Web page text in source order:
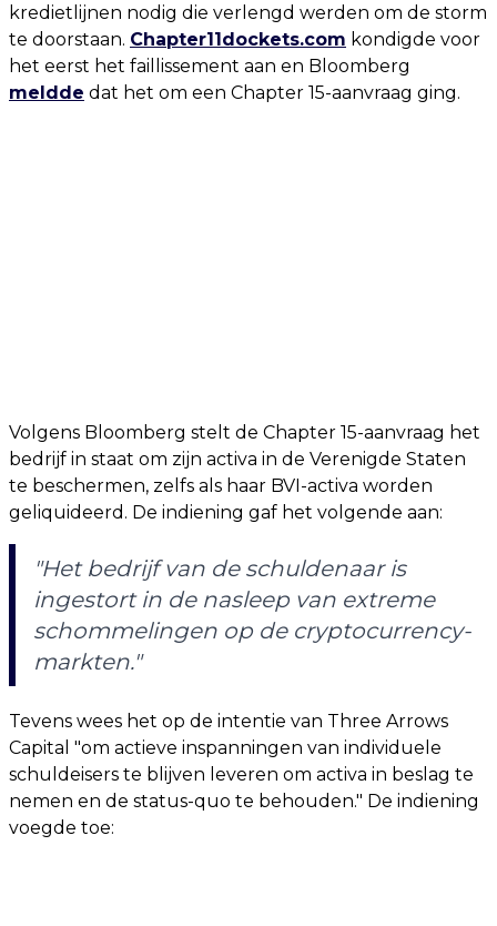
kredietlijnen nodig die verlengd werden om de storm
te doorstaan. Chapter11dockets.com kondigde voor
het eerst het faillissement aan en Bloomberg
meldde dat het om een Chapter 15-aanvraag ging.
Volgens Bloomberg stelt de Chapter 15-aanvraag het
bedrijf in staat om zijn activa in de Verenigde Staten
te beschermen, zelfs als haar BVI-activa worden
geliquideerd. De indiening gaf het volgende aan:
"Het bedrijf van de schuldenaar is
ingestort in de nasleep van extreme
schommelingen op de cryptocurrency-
markten."
Tevens wees het op de intentie van Three Arrows
Capital "om actieve inspanningen van individuele
schuldeisers te blijven leveren om activa in beslag te
nemen en de status-quo te behouden." De indiening
voegde toe: